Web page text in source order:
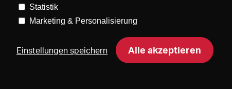
Statistik
Marketing & Personalisierung
Einstellungen speichern Alle akzeptieren